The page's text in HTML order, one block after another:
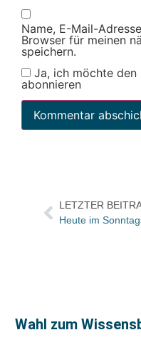
Name, E-Mail-
Browser für meinen
speichern.
Ja, ich möchte
abonnieren
LETZTER
Wahl zum